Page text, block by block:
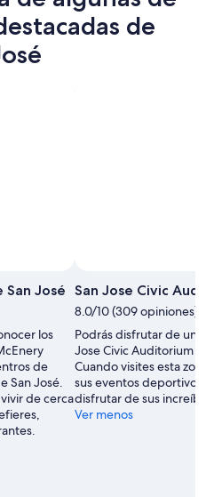
de
José
los
de
San José.
de cerca
San Jose Civic
8.0/10 (309 opiniones)
Podrás disfrutar de un
Jose Civic Auditorium
Cuando visites esta
sus eventos deportivos
disfrutar de sus
Ver menos